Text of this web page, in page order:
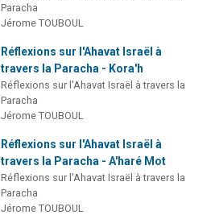
Paracha
Jérome TOUBOUL
Réflexions sur l'Ahavat Israël à
travers la Paracha - Kora'h
Réflexions sur l'Ahavat Israël à travers la
Paracha
Jérome TOUBOUL
Réflexions sur l'Ahavat Israël à
travers la Paracha - A'haré Mot
Réflexions sur l'Ahavat Israël à travers la
Paracha
Jérome TOUBOUL